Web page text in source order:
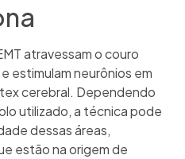
atravessam o couro
estimulam neurônios em
cerebral. Dependendo
utilizado, a técnica pode
dessas áreas,
estão na origem de